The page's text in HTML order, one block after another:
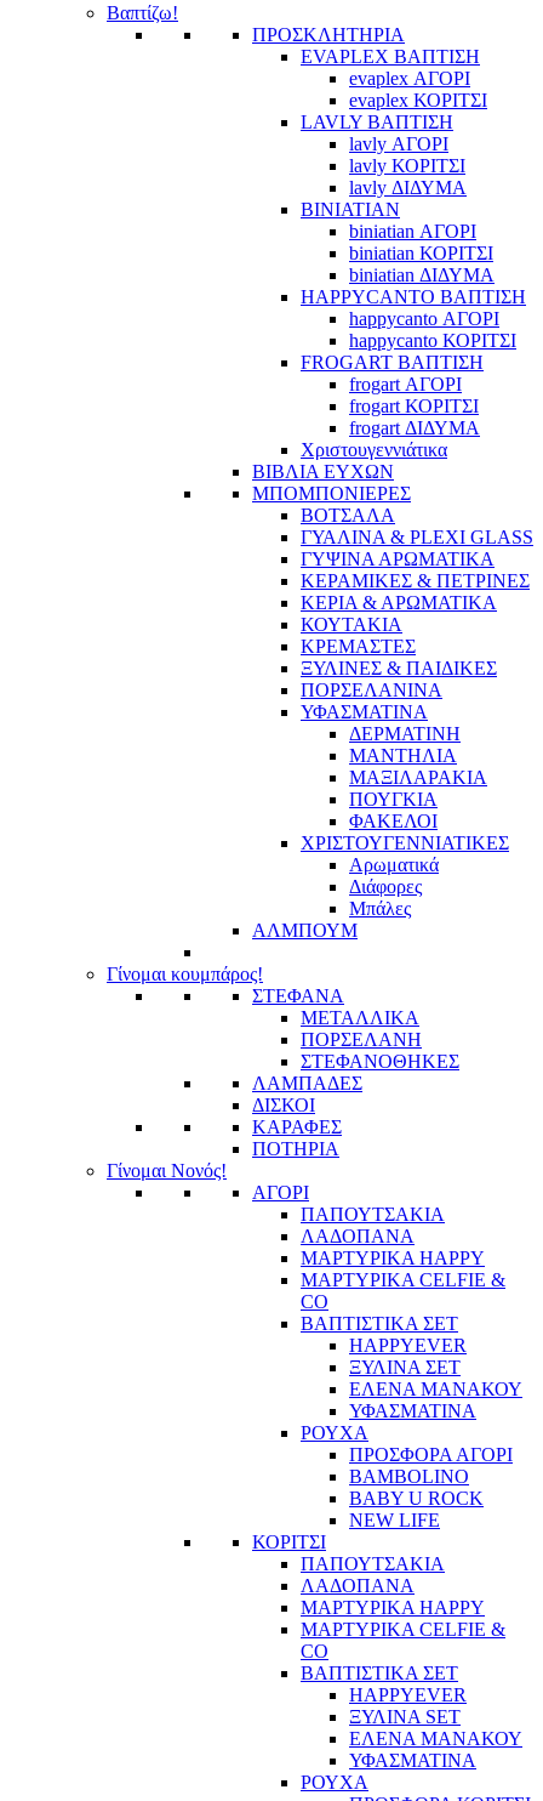
Βαπτίζω!
ΠΡΟΣΚΛΗΤΗΡΙΑ
EVAPLEX ΒΑΠΤΙΣΗ
evaplex ΑΓΟΡΙ
evaplex ΚΟΡΙΤΣΙ
LAVLY ΒΑΠΤΙΣΗ
lavly ΑΓΟΡΙ
lavly ΚΟΡΙΤΣΙ
lavly ΔΙΔΥΜΑ
BINIATIAN
biniatian ΑΓΟΡΙ
biniatian ΚΟΡΙΤΣΙ
biniatian ΔΙΔΥΜΑ
HAPPYCANTO ΒΑΠΤΙΣΗ
happycanto ΑΓΟΡΙ
happycanto ΚΟΡΙΤΣΙ
FROGART ΒΑΠΤΙΣΗ
frogart ΑΓΟΡΙ
frogart ΚΟΡΙΤΣΙ
frogart ΔΙΔΥΜΑ
Χριστουγεννιάτικα
ΒΙΒΛΙΑ ΕΥΧΩΝ
ΜΠΟΜΠΟΝΙΕΡΕΣ
ΒΟΤΣΑΛΑ
ΓΥΑΛΙΝΑ & PLEXI GLASS
ΓΥΨΙΝΑ ΑΡΩΜΑΤΙΚΑ
ΚΕΡΑΜΙΚΕΣ & ΠΕΤΡΙΝΕΣ
ΚΕΡΙΑ & ΑΡΩΜΑΤΙΚΑ
ΚΟΥΤΑΚΙΑ
ΚΡΕΜΑΣΤΕΣ
ΞΥΛΙΝΕΣ & ΠΑΙΔΙΚΕΣ
ΠΟΡΣΕΛΑΝΙΝΑ
ΥΦΑΣΜΑΤΙΝA
ΔΕΡΜΑΤΙΝΗ
ΜΑΝΤΗΛΙΑ
ΜΑΞΙΛΑΡΑΚΙΑ
ΠΟΥΓΚΙΑ
ΦΑΚΕΛΟΙ
ΧΡΙΣΤΟΥΓΕΝΝΙΑΤΙΚΕΣ
Αρωματικά
Διάφορες
Μπάλες
ΑΛΜΠΟΥΜ
Γίνομαι κουμπάρος!
ΣΤΕΦΑΝΑ
ΜΕΤΑΛΛΙΚΑ
ΠΟΡΣΕΛΑΝΗ
ΣΤΕΦΑΝΟΘΗΚΕΣ
ΛΑΜΠΑΔΕΣ
ΔΙΣΚΟΙ
ΚΑΡΑΦΕΣ
ΠΟΤΗΡΙΑ
Γίνομαι Νονός!
ΑΓΟΡΙ
ΠΑΠΟΥΤΣΑΚΙΑ
ΛΑΔΟΠΑΝΑ
ΜΑΡΤΥΡΙΚΑ HAPPY
ΜΑΡΤΥΡΙΚΑ CELFIE &
CO
ΒΑΠΤΙΣΤΙΚΑ ΣΕΤ
HAPPYEVER
ΞΥΛΙΝΑ ΣΕΤ
ΕΛΕΝΑ ΜΑΝΑΚΟΥ
ΥΦΑΣΜΑΤΙΝΑ
ΡΟΥΧΑ
ΠΡΟΣΦΟΡΑ ΑΓΟΡΙ
BAMBOLINO
BABY U ROCK
NEW LIFE
ΚΟΡΙΤΣΙ
ΠΑΠΟΥΤΣΑΚΙΑ
ΛΑΔΟΠΑΝΑ
ΜΑΡΤΥΡΙΚΑ HAPPY
ΜΑΡΤΥΡΙΚΑ CELFIE &
CO
ΒΑΠΤΙΣΤΙΚΑ ΣΕΤ
HAPPYEVER
ΞΥΛΙΝΑ SET
ΕΛΕΝΑ ΜΑΝΑΚΟΥ
ΥΦΑΣΜΑΤΙΝΑ
ΡΟΥΧΑ